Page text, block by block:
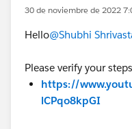
30 de noviembre de 2022
Hello@Shubhi
Please verify your
https://
lCPqo8kpGI